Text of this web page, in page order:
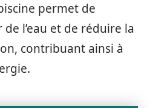
permet de
l’eau et de réduire la
contribuant ainsi à